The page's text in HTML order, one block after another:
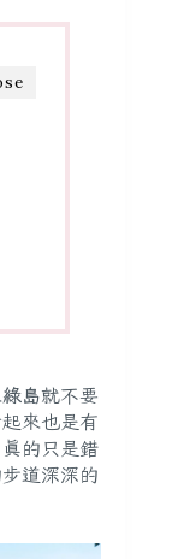
綠島就不要
起來也是有
的只是錯
道深深的